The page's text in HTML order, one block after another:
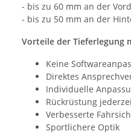
- bis zu 60 mm an der
- bis zu 50 mm an der
Vorteile der Tieferlegung
Keine
Direktes
Individuelle
Rückrüstung
Verbesserte
Sportlichere Optik